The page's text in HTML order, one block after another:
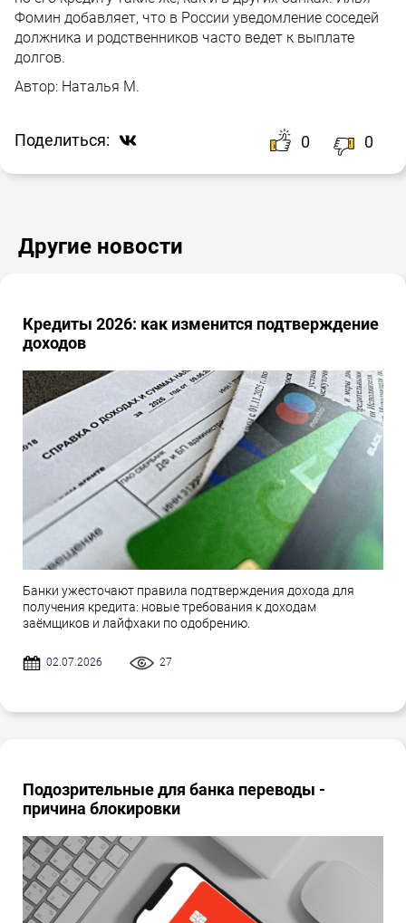
Фомин добавляет, что в России уведомление соседей
должника и родственников часто ведет к выплате
долгов.
Автор: Наталья М.
Поделиться: 0 0
Другие новости
Кредиты 2026: как изменится подтверждение
доходов
Банки ужесточают правила подтверждения дохода для
получения кредита: новые требования к доходам
заёмщиков и лайфхаки по одобрению.
02.07.2026 27
Подозрительные для банка переводы -
причина блокировки